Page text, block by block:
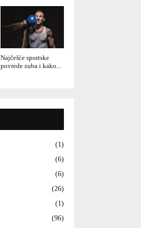
Najčešće sportske
povrede zuba i kako...
(1)
(6)
(6)
(26)
(1)
(96)